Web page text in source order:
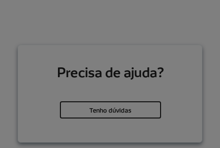
Precisa de ajuda?
Tenho dúvidas